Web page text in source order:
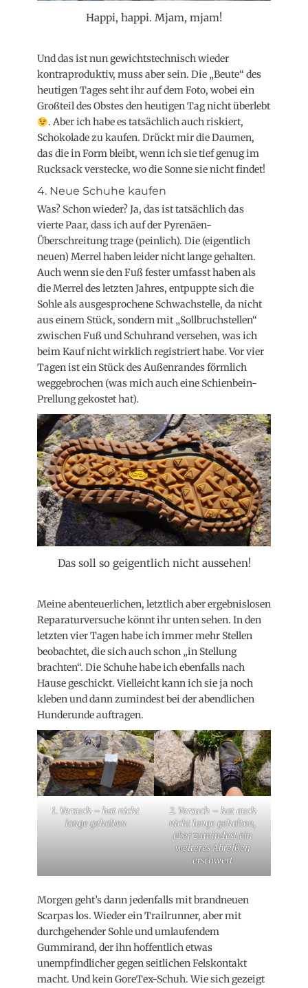
Happi, happi. Mjam, mjam!
Und das ist nun gewichtstechnisch wieder
kontraproduktiv, muss aber sein. Die „Beute“ des
heutigen Tages seht ihr auf dem Foto, wobei ein
Großteil des Obstes den heutigen Tag nicht überlebt
. Aber ich habe es tatsächlich auch riskiert,
Schokolade zu kaufen. Drückt mir die Daumen,
das die in Form bleibt, wenn ich sie tief genug im
Rucksack verstecke, wo die Sonne sie nicht findet!
4. Neue Schuhe kaufen
Was? Schon wieder? Ja, das ist tatsächlich das
vierte Paar, dass ich auf der Pyrenäen-
Überschreitung trage (peinlich). Die (eigentlich
neuen) Merrel haben leider nicht lange gehalten.
Auch wenn sie den Fuß fester umfasst haben als
die Merrel des letzten Jahres, entpuppte sich die
Sohle als ausgesprochene Schwachstelle, da nicht
aus einem Stück, sondern mit „Sollbruchstellen“
zwischen Fuß und Schuhrand versehen, was ich
beim Kauf nicht wirklich registriert habe. Vor vier
Tagen ist ein Stück des Außenrandes förmlich
weggebrochen (was mich auch eine Schienbein-
Prellung gekostet hat).
Das soll so geigentlich nicht aussehen!
Meine abenteuerlichen, letztlich aber ergebnislosen
Reparaturversuche könnt ihr unten sehen. In den
letzten vier Tagen habe ich immer mehr Stellen
beobachtet, die sich auch schon „in Stellung
brachten“. Die Schuhe habe ich ebenfalls nach
Hause geschickt. Vielleicht kann ich sie ja noch
kleben und dann zumindest bei der abendlichen
Hunderunde auftragen.
1. Versuch – hat nicht
lange gehalten
2. Versuch – hat auch
nicht lange gehalten,
aber zumindest ein
weiteres Abreißen
erschwert
Morgen geht’s dann jedenfalls mit brandneuen
Scarpas los. Wieder ein Trailrunner, aber mit
durchgehender Sohle und umlaufendem
Gummirand, der ihn hoffentlich etwas
unempfindlicher gegen seitlichen Felskontakt
macht. Und kein GoreTex-Schuh. Wie sich gezeigt